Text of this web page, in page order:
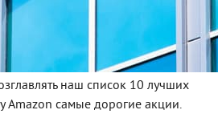
наш список 10 лучших
Amazon самые дорогие акции.